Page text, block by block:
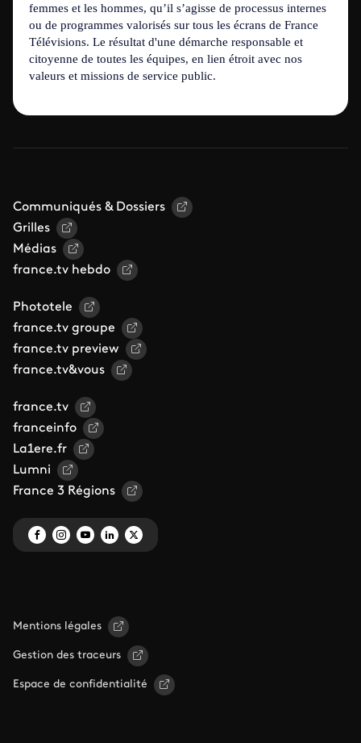
femmes et les hommes, qu’il s’agisse de processus internes
ou de programmes valorisés sur tous les écrans de France
Télévisions. Le résultat d'une démarche responsable et
citoyenne de toutes les équipes, en lien étroit avec nos
valeurs et missions de service public.
Communiqués & Dossiers
Grilles
Médias
france.tv hebdo
Phototele
france.tv groupe
france.tv preview
france.tv&vous
france.tv
franceinfo
La1ere.fr
Lumni
France 3 Régions
Mentions légales
Gestion des traceurs
Espace de confidentialité